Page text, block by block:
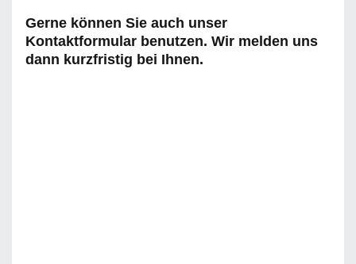
Gerne können Sie auch unser
Kontaktformular benutzen. Wir melden uns
dann kurzfristig bei Ihnen.